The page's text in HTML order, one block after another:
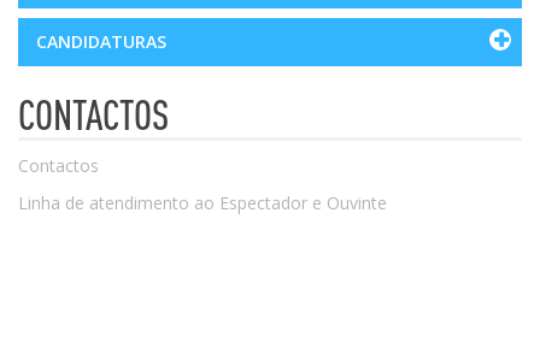
CANDIDATURAS
CONTACTOS
Contactos
Linha de atendimento ao Espectador e Ouvinte